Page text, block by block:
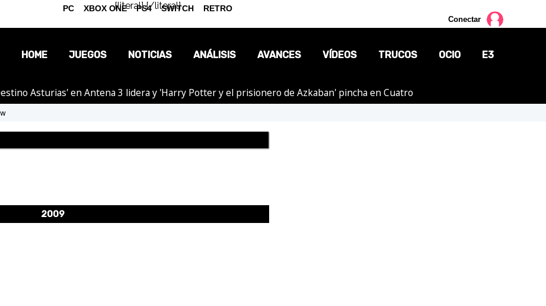
{literal}{/literal}
Conectar
HOME JUEGOS NOTICIAS
OPINIÓN
ANÁLISIS AVANCES VÍDEOS TRUCOS OCIO E3
Asturias' en Antena 3 lidera y 'Harry Potter y el prisionero de Azkaban' pincha en Cuatro
2009
PC XBOX ONE PS4 SWITCH RETRO